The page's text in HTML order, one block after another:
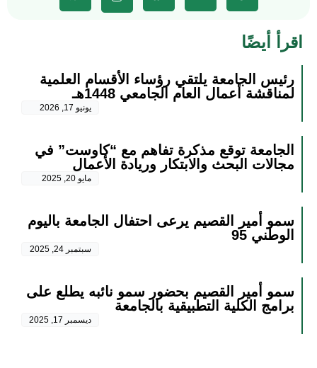
اقرأ أيضًا
رئيس الجامعة يلتقي رؤساء الأقسام العلمية
لمناقشة أعمال العام الجامعي 1448هـ
يونيو 17, 2026
الجامعة توقع مذكرة تفاهم مع “كاوست” في
مجالات البحث والابتكار وريادة الأعمال
مايو 20, 2025
سمو أمير القصيم يرعى احتفال الجامعة باليوم
الوطني 95
سبتمبر 24, 2025
سمو أمير القصيم بحضور سمو نائبه يطلع على
برامج الكلية التطبيقية بالجامعة
ديسمبر 17, 2025